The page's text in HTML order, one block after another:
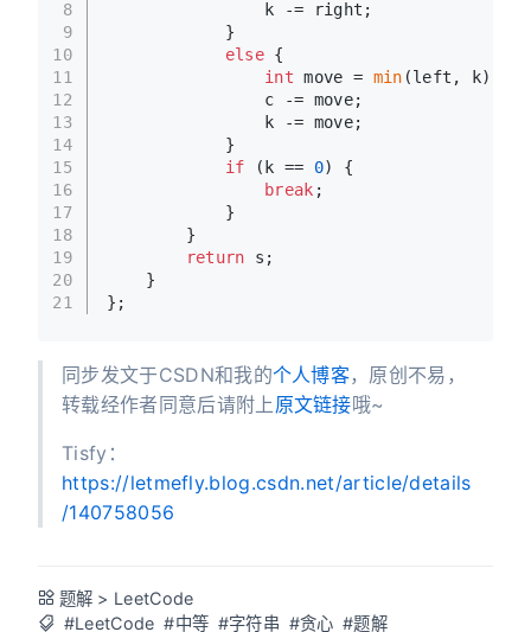
8
9
10
11
12
13
14
15
16
17
18
19
20
21
                k -= right;
            }
else {
int move = min (left, k);
                c -= move;
                k -= move;
            }
if (k == 0) {
break ;
            }
        }
return s;
    }
};
同步发文于CSDN和我的个人博客，原创不易，
转载经作者同意后请附上 原文链接哦~
Tisfy：
https://letmefly.blog.csdn.net/article/details
/140758056
题解 > LeetCode
#LeetCode #中等 #字符串 #贪心 #题解